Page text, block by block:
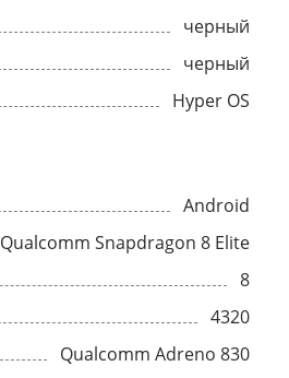
черный
черный
Hyper OS
Android
Qualcomm Snapdragon 8 Elite
8
4320
Qualcomm Adreno 830